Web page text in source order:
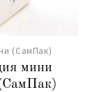
(СамПак)
мини